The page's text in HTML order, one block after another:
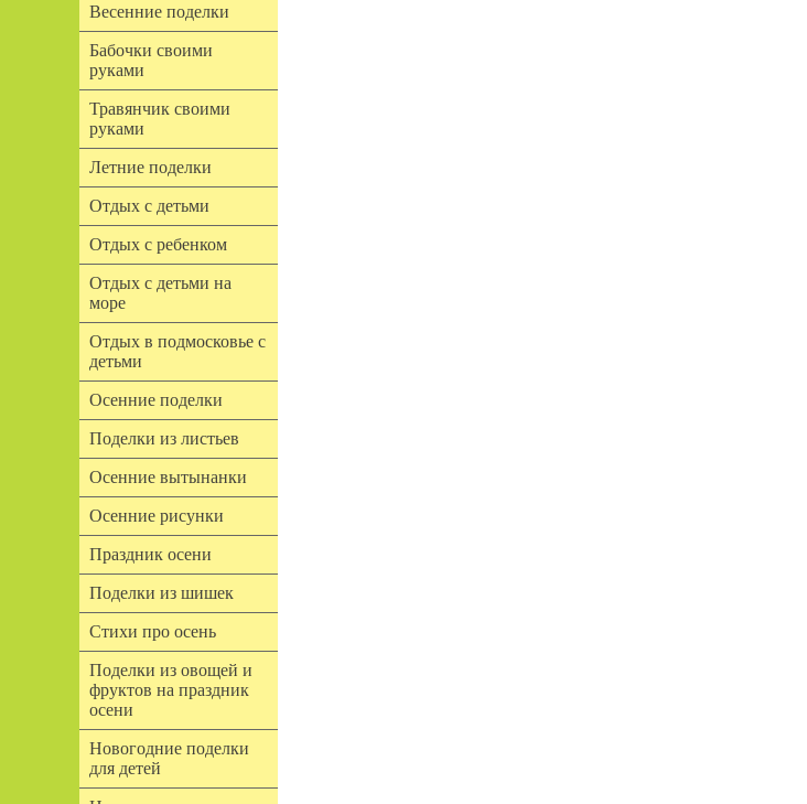
Весенние поделки
Бабочки своими
руками
Травянчик своими
руками
Летние поделки
Отдых с детьми
Отдых с ребенком
Отдых с детьми на
море
Отдых в подмосковье с
детьми
Осенние поделки
Поделки из листьев
Осенние вытынанки
Осенние рисунки
Праздник осени
Поделки из шишек
Стихи про осень
Поделки из овощей и
фруктов на праздник
осени
Новогодние поделки
для детей